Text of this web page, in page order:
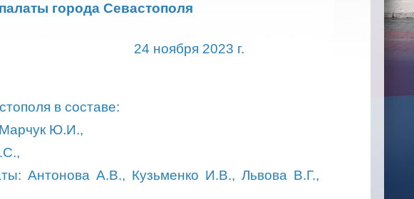
города Севастополя
ноября 2023 г.
в составе:
Марчук Ю.И.,
Антонова А.В., Кузьменко И.В., Львова В.Г.,